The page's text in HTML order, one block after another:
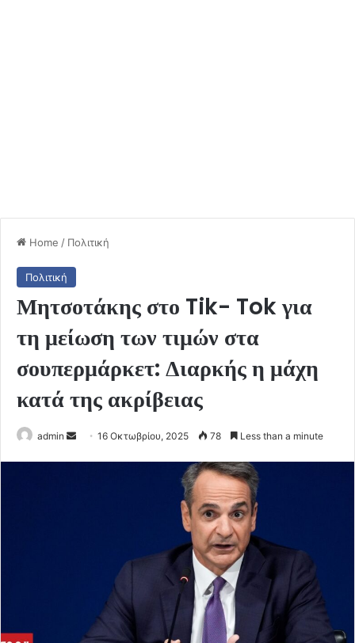
Home / Πολιτική
Πολιτική
Μητσοτάκης στο Tik- Tok για
τη μείωση των τιμών στα
σουπερμάρκετ: Διαρκής η μάχη
κατά της ακρίβειας
admin
Send16 Οκτωβρίου, 2025 78 Less than a minute